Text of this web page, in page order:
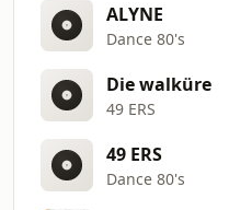
ALYNE
Dance 80's
Die walküre
49 ERS
49 ERS
Dance 80's